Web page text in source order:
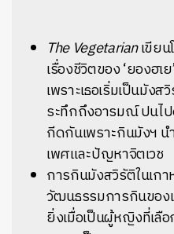
The Vegetarianเขียน
เรื่องชีวิตของ ‘ยองฮ
เพราะเธอเริ่มเป็นมัง
ระทึกถึงอารมณ์ ปนไ
กีดกันเพราะกินมังฯ
เพศและปัญหาจิตเวช
การกินมังสวิรัติในเกา
วัฒนธรรมการกินขอ
ยิ่งเมื่อเป็นผู้หญิงที่เลื